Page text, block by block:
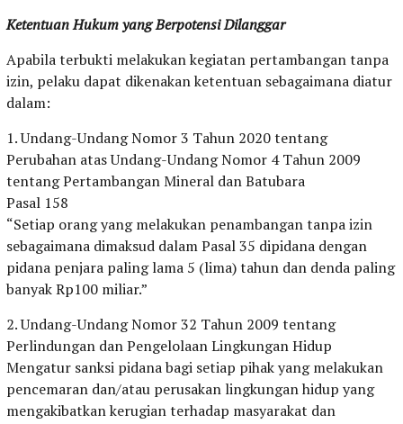
Ketentuan Hukum yang Berpotensi Dilanggar
Apabila terbukti melakukan kegiatan pertambangan tanpa
izin, pelaku dapat dikenakan ketentuan sebagaimana diatur
dalam:
1. Undang-Undang Nomor 3 Tahun 2020 tentang
Perubahan atas Undang-Undang Nomor 4 Tahun 2009
tentang Pertambangan Mineral dan Batubara
Pasal 158
“Setiap orang yang melakukan penambangan tanpa izin
sebagaimana dimaksud dalam Pasal 35 dipidana dengan
pidana penjara paling lama 5 (lima) tahun dan denda paling
banyak Rp100 miliar.”
2. Undang-Undang Nomor 32 Tahun 2009 tentang
Perlindungan dan Pengelolaan Lingkungan Hidup
Mengatur sanksi pidana bagi setiap pihak yang melakukan
pencemaran dan/atau perusakan lingkungan hidup yang
mengakibatkan kerugian terhadap masyarakat dan